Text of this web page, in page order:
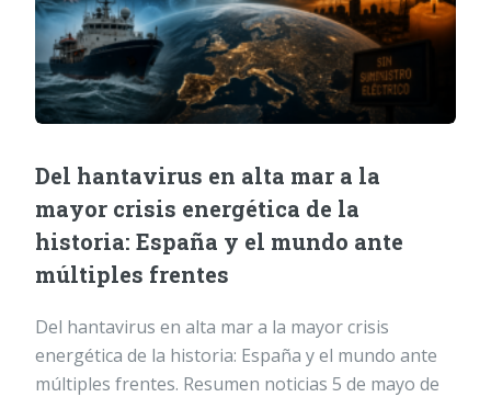
Del hantavirus en alta mar a la
mayor crisis energética de la
historia: España y el mundo ante
múltiples frentes
Del hantavirus en alta mar a la mayor crisis
energética de la historia: España y el mundo ante
múltiples frentes. Resumen noticias 5 de mayo de